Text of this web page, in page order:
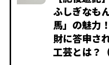
ふしぎなも
馬」の魅力
財に答申さ
工芸とは？